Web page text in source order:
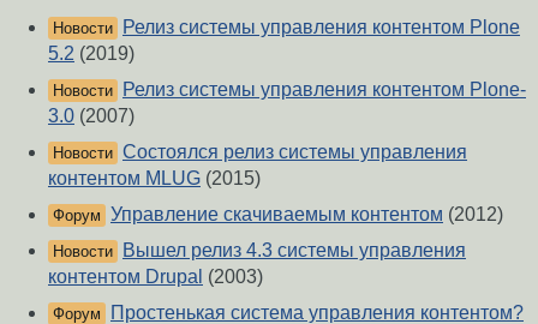
Новости
Релиз системы управления контентом Plone
5.2 (2019)
Новости
Релиз системы управления контентом Plone-
3.0 (2007)
Новости Состоялся релиз системы управления
контентом MLUG (2015)
Форум Управление скачиваемым контентом (2012)
Новости
Вышел релиз 4.3 системы управления
контентом Drupal (2003)
Форум
Простенькая система управления контентом?